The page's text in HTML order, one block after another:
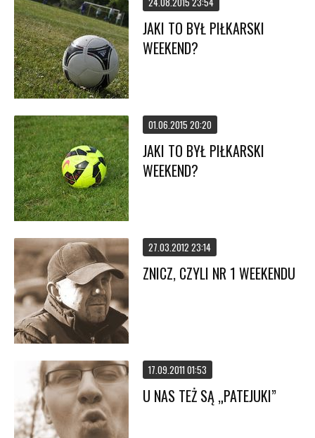
JAKI TO BYŁ PIŁKARSKI
WEEKEND?
01.06.2015 20:20
JAKI TO BYŁ PIŁKARSKI
WEEKEND?
27.03.2012 23:14
ZNICZ, CZYLI NR 1 WEEKENDU
17.09.2011 01:53
U NAS TEŻ SĄ „PATEJUKI”